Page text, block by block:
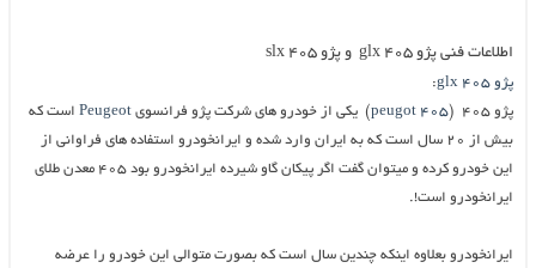
اطلاعات فنی پژو ۴۰۵ glx و پژو ۴۰۵ slx
پژو ۴۰۵ glx
:
پژو ۴۰۵ (
peugot 405) یکی از خودرو های شرکت پژو فرانسوی Peugeotاست که
بیش از ۲۰ سال است که به ایران وارد شده و ایرانخودرو استفاده های فراوانی از
این خودرو کرده و میتوان گفت اگر پیکان گاو شیرده ایرانخودرو بود ۴۰۵ معدن طلای
ایرانخودرو است!.
ایرانخودرو بعلاوه اینکه چندین سال است که بصورت متوالی این خودرو را عرضه